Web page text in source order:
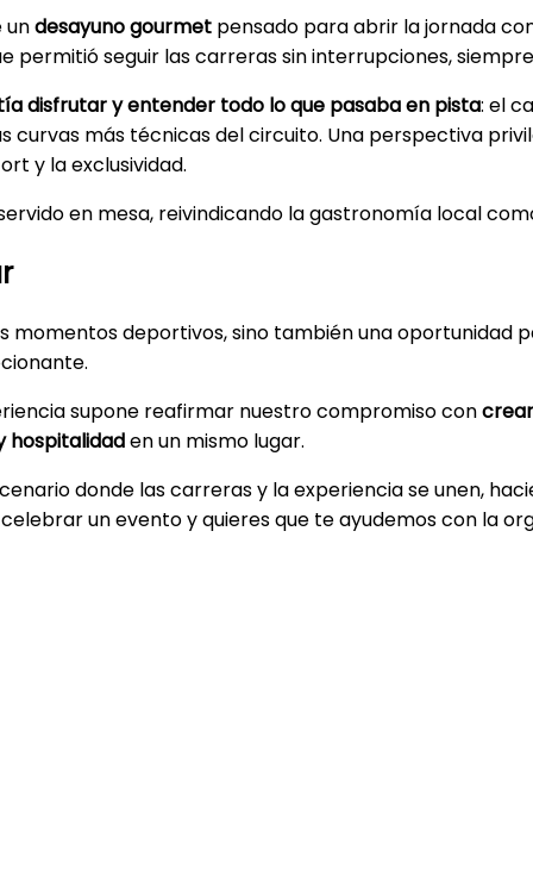
undesayuno gourmetpensado para abrir la jornada
permitió seguir las carreras sin interrupciones,
disfrutar y entender todo lo que pasaba en pista: el
más técnicas del circuito. Una perspectiva
y la exclusividad.
en mesa, reivindicando la gastronomía local
momentos deportivos, sino también una oportunidad
supone reafirmar nuestro compromiso con
hospitalidaden un mismo lugar.
donde las carreras y la experiencia se unen,
un evento y quieres que te ayudemos con la